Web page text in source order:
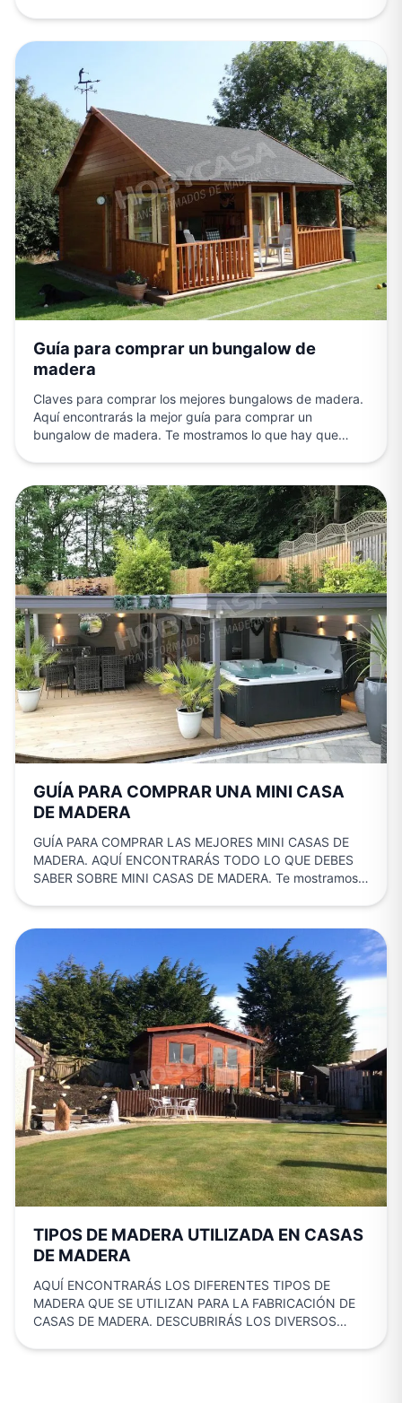
Guía para comprar un bungalow de
madera
Claves para comprar los mejores bungalows de madera.
Aquí encontrarás la mejor guía para comprar un
bungalow de madera. Te mostramos lo que hay que…
GUÍA PARA COMPRAR UNA MINI CASA
DE MADERA
GUÍA PARA COMPRAR LAS MEJORES MINI CASAS DE
MADERA. AQUÍ ENCONTRARÁS TODO LO QUE DEBES
SABER SOBRE MINI CASAS DE MADERA. Te mostramos
TIPOS DE MADERA UTILIZADA EN CASAS
DE MADERA
AQUÍ ENCONTRARÁS LOS DIFERENTES TIPOS DE
MADERA QUE SE UTILIZAN PARA LA FABRICACIÓN DE
CASAS DE MADERA. DESCUBRIRÁS LOS DIVERSOS